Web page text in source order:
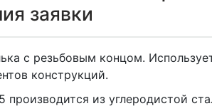
заявки
с резьбовым концом.
конструкций.
производится из углеродистой